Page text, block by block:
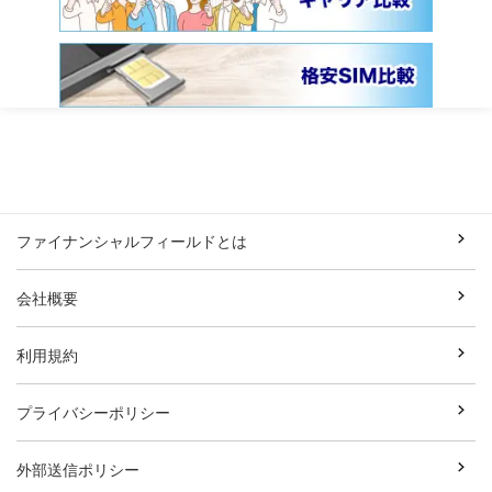
ファイナンシャルフィールドとは
会社概要
利用規約
プライバシーポリシー
外部送信ポリシー